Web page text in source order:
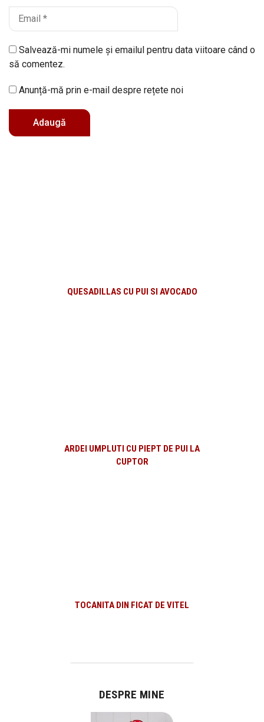
Salvează-mi numele și emailul pentru data viitoare când o
să comentez.
Anunță-mă prin e-mail despre rețete noi
QUESADILLAS CU PUI SI AVOCADO
ARDEI UMPLUTI CU PIEPT DE PUI LA
CUPTOR
TOCANITA DIN FICAT DE VITEL
DESPRE MINE